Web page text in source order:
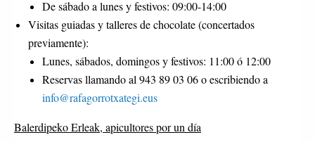
De sábado a lunes y festivos: 09:00-14:00
Visitas guiadas y talleres de chocolate (concertados
previamente):
Lunes, sábados, domingos y festivos: 11:00 ó 12:00
Reservas llamando al 943 89 03 06 o escribiendo a
info@rafagorrotxategi.eus
Balerdipeko Erleak, apicultores por un día